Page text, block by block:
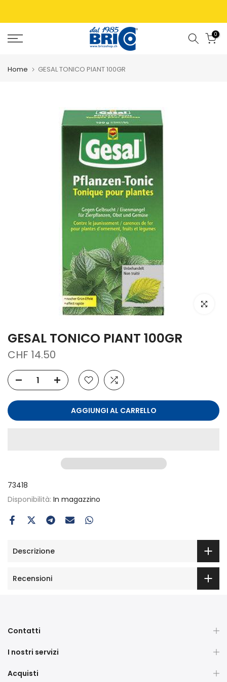
0
Home GESAL TONICO PIANT 100GR
clicca
GESAL TONICO PIANT 100GR
CHF 14.50
AGGIUNGI AL CARRELLO
73418
Disponibilità: In magazzino
Descrizione
Recensioni
Contatti
I nostri servizi
Acquisti